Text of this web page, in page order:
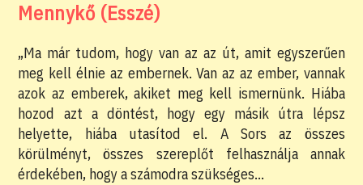
Mennykő (Esszé)
„Ma már tudom, hogy van az az út, amit egyszerűen
meg kell élnie az embernek. Van az az ember, vannak
azok az emberek, akiket meg kell ismernünk. Hiába
hozod azt a döntést, hogy egy másik útra lépsz
helyette, hiába utasítod el. A Sors az összes
körülményt, összes szereplőt felhasználja annak
érdekében, hogy a számodra szükséges…